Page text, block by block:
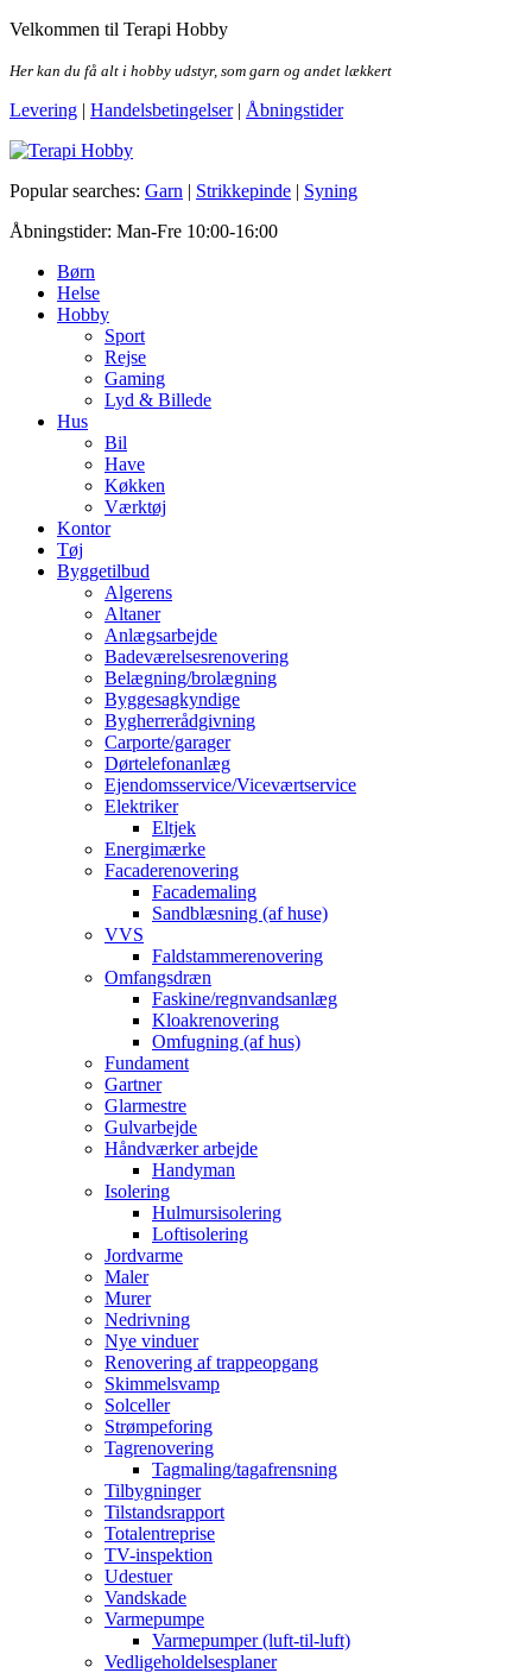
Skip
the
Velkommen til Terapi Hobby
Her kan du få alt i hobby udstyr, som garn og andet lækkert
Levering | Handelsbetingelser| Åbningstider
Terapi Hobby
Popular searches: Garn | Strikkepinde | Syning
Åbningstider: Man-Fre 10:00-16:00
Børn
Helse
Hobby
Sport
Rejse
Gaming
Lyd & Billede
Hus
Bil
Have
Køkken
Værktøj
Kontor
Tøj
Byggetilbud
Algerens
Altaner
Anlægsarbejde
Badeværelsesrenovering
Belægning/brolægning
Byggesagkyndige
Bygherrerådgivning
Carporte/garager
Dørtelefonanlæg
Ejendomsservice/Viceværtservice
Elektriker
Eltjek
Energimærke
Facaderenovering
Facademaling
Sandblæsning (af huse)
VVS
Faldstammerenovering
Omfangsdræn
Faskine/regnvandsanlæg
Kloakrenovering
Omfugning (af hus)
Fundament
Gartner
Glarmestre
Gulvarbejde
Håndværker arbejde
Handyman
Isolering
Hulmursisolering
Loftisolering
Jordvarme
Maler
Murer
Nedrivning
Nye vinduer
Renovering af trappeopgang
Skimmelsvamp
Solceller
Strømpeforing
Tagrenovering
Tagmaling/tagafrensning
Tilbygninger
Tilstandsrapport
Totalentreprise
TV-inspektion
Udestuer
Vandskade
Varmepumpe
Varmepumper (luft-til-luft)
Vedligeholdelsesplaner